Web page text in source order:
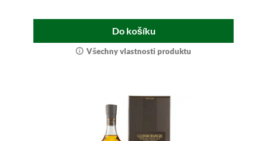
Do košíku
Všechny vlastnosti produktu